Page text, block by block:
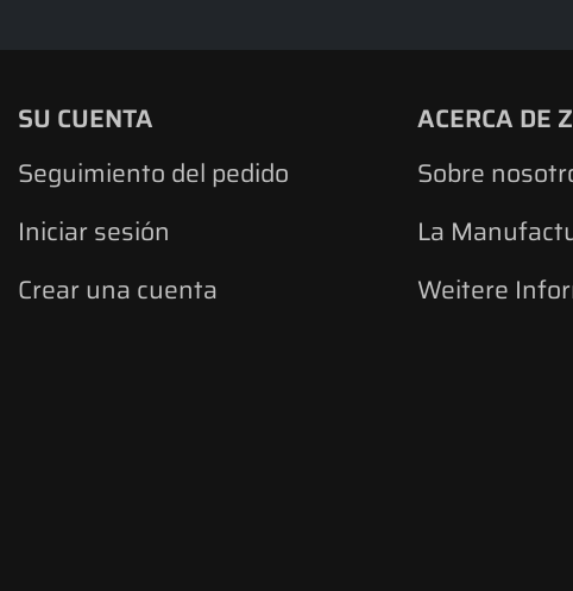
SU CUENTA
Seguimiento del pedido
Iniciar sesión
Crear una cuenta
ACERCA DE
Sobre
La
Weitere